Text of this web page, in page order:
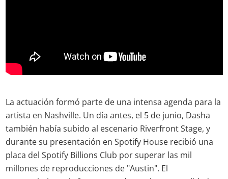
La actuación formó parte de una intensa agenda para la
artista en Nashville. Un día antes, el 5 de junio, Dasha
también había subido al escenario Riverfront Stage, y
durante su presentación en Spotify House recibió una
placa del Spotify Billions Club por superar las mil
millones de reproducciones de "Austin". El